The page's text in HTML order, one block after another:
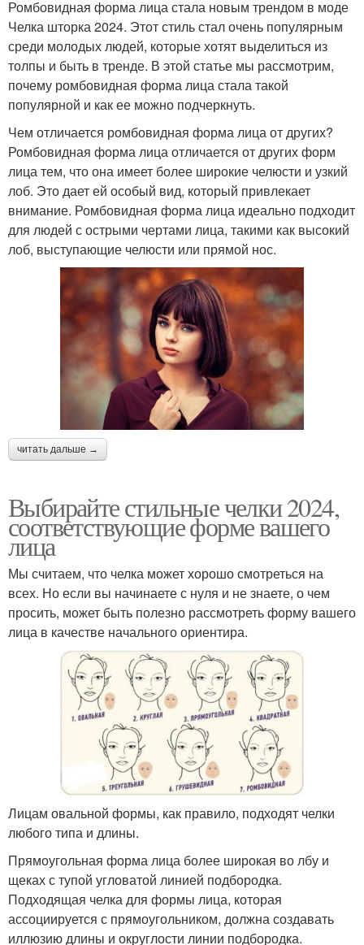
Ромбовидная форма лица стала новым трендом в моде
Челка шторка 2024. Этот стиль стал очень популярным
среди молодых людей, которые хотят выделиться из
толпы и быть в тренде. В этой статье мы рассмотрим,
почему ромбовидная форма лица стала такой
популярной и как ее можно подчеркнуть.
Чем отличается ромбовидная форма лица от других?
Ромбовидная форма лица отличается от других форм
лица тем, что она имеет более широкие челюсти и узкий
лоб. Это дает ей особый вид, который привлекает
внимание. Ромбовидная форма лица идеально подходит
для людей с острыми чертами лица, такими как высокий
лоб, выступающие челюсти или прямой нос.
читать дальше →
Выбирайте стильные челки 2024,
соответствующие форме вашего
лица
Мы считаем, что челка может хорошо смотреться на
всех. Но если вы начинаете с нуля и не знаете, о чем
просить, может быть полезно рассмотреть форму вашего
лица в качестве начального ориентира.
Лицам овальной формы, как правило, подходят челки
любого типа и длины.
Прямоугольная форма лица более широкая во лбу и
щеках с тупой угловатой линией подбородка.
Подходящая челка для формы лица, которая
ассоциируется с прямоугольником, должна создавать
иллюзию длины и округлости линии подбородка.